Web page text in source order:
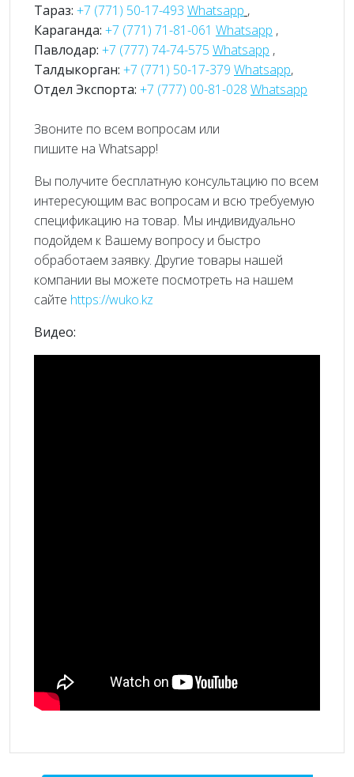
Тараз: +7 (771) 50-17-493 Whatsapp ,
Караганда: +7 (771) 71-81-061 Whatsapp ,
Павлодар: +7 (777) 74-74-575 Whatsapp ,
Талдыкорган: +7 (771) 50-17-379 Whatsapp,
Отдел Экспорта: +7 (777) 00-81-028 Whatsapp
Звоните по всем вопросам или
пишите на Whatsapp!
Вы получите бесплатную консультацию по всем
интересующим вас вопросам и всю требуемую
спецификацию на товар. Мы индивидуально
подойдем к Вашему вопросу и быстро
обработаем заявку. Другие товары нашей
компании вы можете посмотреть на нашем
сайте https://wuko.kz
Видео: